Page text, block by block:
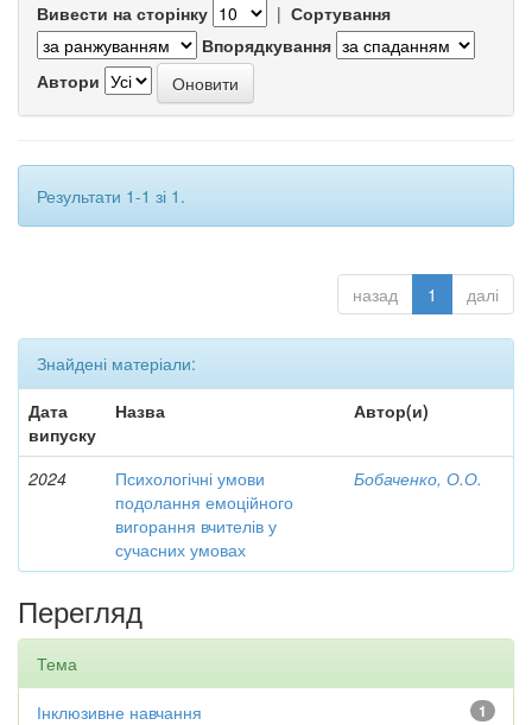
Вивести на сторінку | Сортування
Впорядкування
Автори
Результати 1-1 зі 1.
назад 1 далі
Знайдені матеріали:
Дата
випуску
Назва Автор(и)
2024
Психологічні умови
подолання емоційного
вигорання вчителів у
сучасних умовах
Бобаченко, О.О.
Перегляд
Тема
1
Інклюзивне навчання